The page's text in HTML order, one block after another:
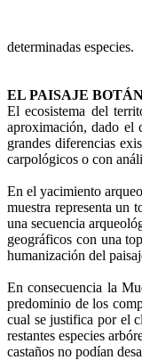
determinadas especies.
EL PAISAJE
El ecosistema del
aproximación, dado el
grandes diferencias
carpológicos o con
En el yacimiento
muestra representa un
una secuencia
geográficos con una
humanización del
En consecuencia la
predominio de los
cual se justifica por el
restantes especies
castaños no podían